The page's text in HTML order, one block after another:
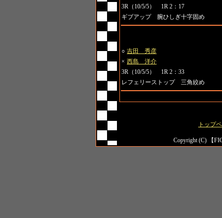
3R（10/5/5） 1R 2：17
ギブアップ 腕ひしぎ十字固め
○ 吉田 秀彦
× 西島 洋介
3R（10/5/5） 1R 2：33
レフェリーストップ 三角絞め
トップ
Copyright (C) 【